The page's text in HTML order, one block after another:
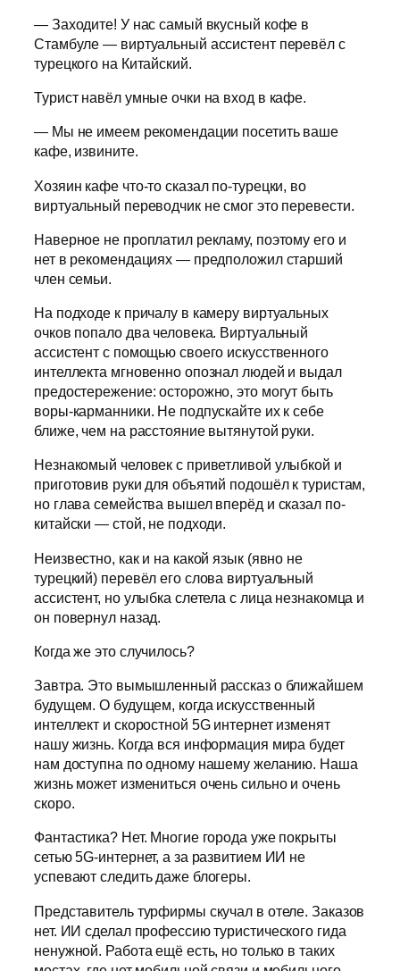
— Заходите! У нас самый вкусный кофе в
Стамбуле — виртуальный ассистент перевёл с
турецкого на Китайский.
Турист навёл умные очки на вход в кафе.
— Мы не имеем рекомендации посетить ваше
кафе, извините.
Хозяин кафе что-то сказал по-турецки, во
виртуальный переводчик не смог это перевести.
Наверное не проплатил рекламу, поэтому его и
нет в рекомендациях — предположил старший
член семьи.
На подходе к причалу в камеру виртуальных
очков попало два человека. Виртуальный
ассистент с помощью своего искусственного
интеллекта мгновенно опознал людей и выдал
предостережение: осторожно, это могут быть
воры-карманники. Не подпускайте их к себе
ближе, чем на расстояние вытянутой руки.
Незнакомый человек с приветливой улыбкой и
приготовив руки для объятий подошёл к туристам,
но глава семейства вышел вперёд и сказал по-
китайски — стой, не подходи.
Неизвестно, как и на какой язык (явно не
турецкий) перевёл его слова виртуальный
ассистент, но улыбка слетела с лица незнакомца и
он повернул назад.
Когда же это случилось?
Завтра. Это вымышленный рассказ о ближайшем
будущем. О будущем, когда искусственный
интеллект и скоростной 5G интернет изменят
нашу жизнь. Когда вся информация мира будет
нам доступна по одному нашему желанию. Наша
жизнь может измениться очень сильно и очень
скоро.
Фантастика? Нет. Многие города уже покрыты
сетью 5G-интернет, а за развитием ИИ не
успевают следить даже блогеры.
Представитель турфирмы скучал в отеле. Заказов
нет. ИИ сделал профессию туристического гида
ненужной. Работа ещё есть, но только в таких